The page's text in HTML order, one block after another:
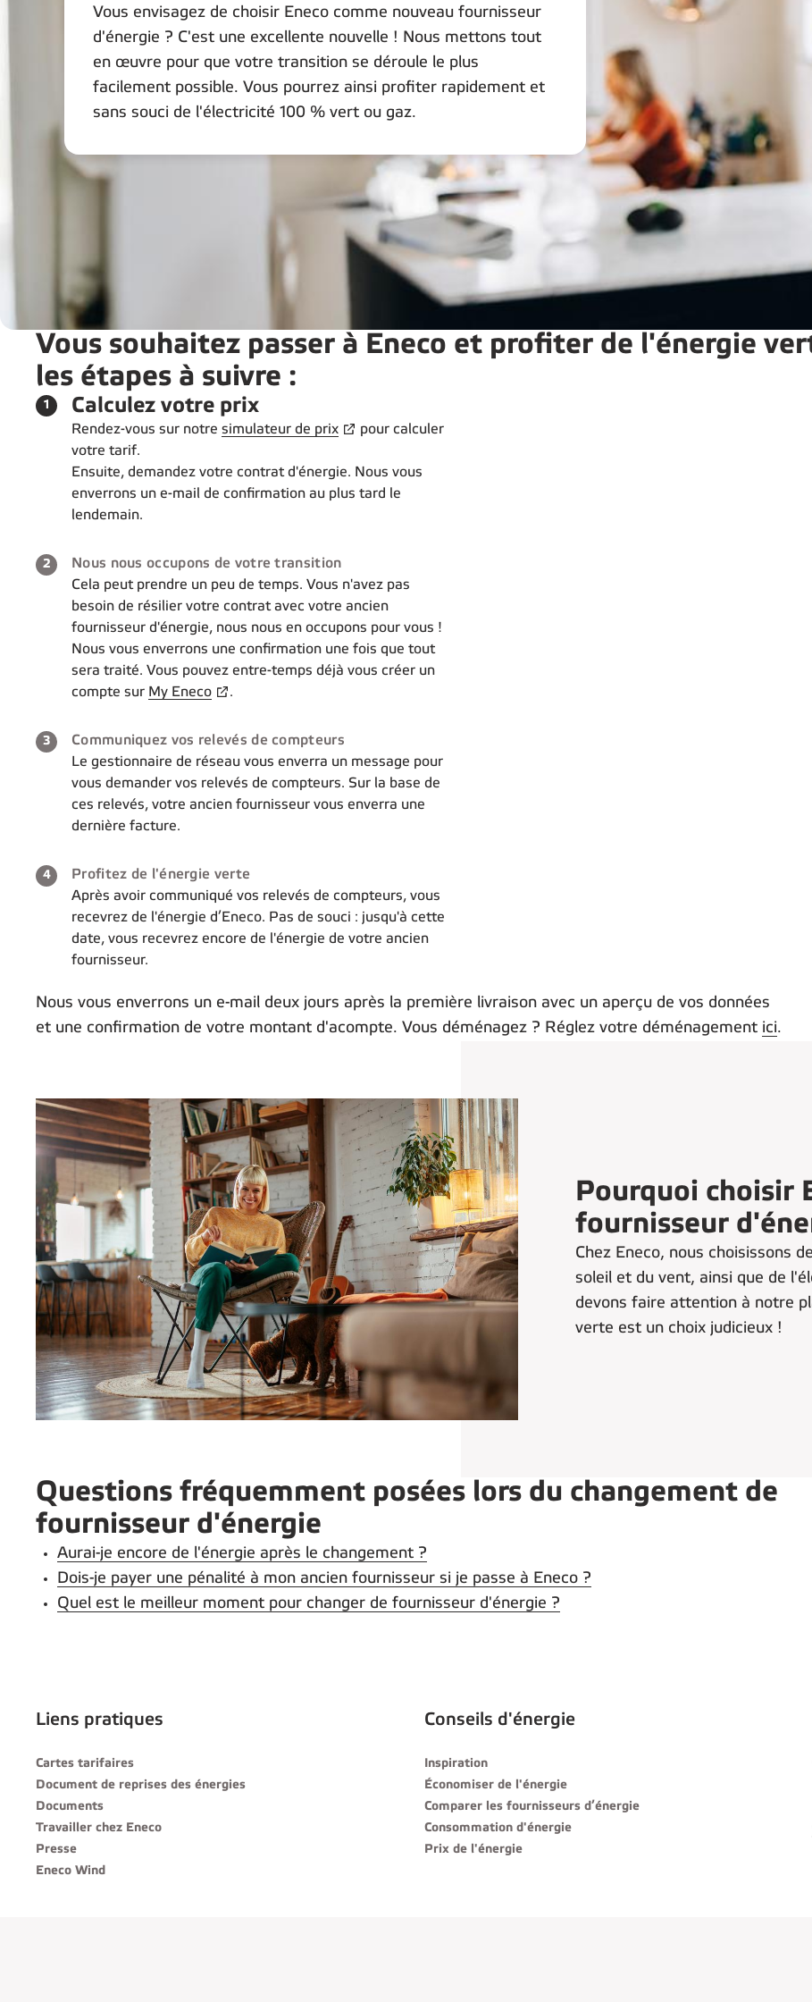
Vous envisagez de choisir Eneco comme nouveau fournisseur
d'énergie ? C'est une excellente nouvelle ! Nous mettons tout
en œuvre pour que votre transition se déroule le plus
facilement possible. Vous pourrez ainsi profiter rapidement et
sans souci de l'électricité 100 % vert ou gaz.
Vous souhaitez passer à Eneco et profiter de l'énergie
les étapes à suivre :
1 Étape 1 sur 4:
Calculez votre prix
Rendez-vous sur notre simulateur de prix
pour calculer
votre tarif.
Ensuite, demandez votre contrat d'énergie. Nous vous
enverrons un e-mail de confirmation au plus tard le
lendemain.
2 Étape 2 sur 4:
Nous nous occupons de votre transition
Cela peut prendre un peu de temps. Vous n'avez pas
besoin de résilier votre contrat avec votre ancien
fournisseur d'énergie, nous nous en occupons pour vous !
Nous vous enverrons une confirmation une fois que tout
sera traité. Vous pouvez entre-temps déjà vous créer un
compte sur My Eneco .
3 Étape 3 sur 4:
Communiquez vos relevés de compteurs
Le gestionnaire de réseau vous enverra un message pour
vous demander vos relevés de compteurs. Sur la base de
ces relevés, votre ancien fournisseur vous enverra une
dernière facture.
4 Étape 4 sur 4:
Profitez de l'énergie verte
Après avoir communiqué vos relevés de compteurs, vous
recevrez de l'énergie d’Eneco. Pas de souci : jusqu'à cette
date, vous recevrez encore de l'énergie de votre ancien
fournisseur.
Nous vous enverrons un e-mail deux jours après la première livraison avec un aperçu de vos données
et une confirmation de votre montant d'acompte. Vous déménagez ? Réglez votre déménagement ici.
Pourquoi choisir
fournisseur
Chez Eneco, nous choisissons
soleil et du vent, ainsi que de
devons faire attention à notre
verte est un choix judicieux !
Questions fréquemment posées lors du changement de
fournisseur d'énergie
Aurai-je encore de l'énergie après le changement ?
Dois-je payer une pénalité à mon ancien fournisseur si je passe à Eneco ?
Quel est le meilleur moment pour changer de fournisseur d'énergie ?
Liens pratiques
Cartes tarifaires
Document de reprises des énergies
Documents
Travailler chez Eneco
Presse
Eneco Wind
Conseils d'énergie
Inspiration
Économiser de l'énergie
Comparer les fournisseurs d’énergie
Consommation d'énergie
Prix de l'énergie